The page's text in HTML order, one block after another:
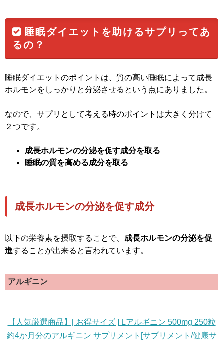
睡眠ダイエットを助けるサプリってあ
るの？
睡眠ダイエットのポイントは、質の高い睡眠によって成長
ホルモンをしっかりと分泌させるという点にありました。
なので、サプリとして考える時のポイントは大きく分けて
２つです。
成長ホルモンの分泌を促す成分を取る
睡眠の質を高める成分を取る
成長ホルモンの分泌を促す成分
以下の栄養素を摂取することで、 成長ホルモンの分泌を促
進することが出来ると言われています。
アルギニン
【人気厳選商品】[ お得サイズ ] Lアルギニン 500mg 250粒
約4か月分のアルギニン サプリメント[サプリメント/健康サ